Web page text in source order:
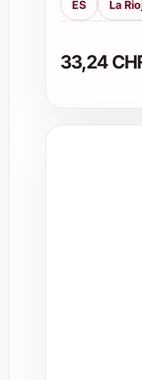
besondere
gehobenen
Weihnachten
Sommerfeste
Caterings
und
Aufbau
stilvolle
ES La
33,24